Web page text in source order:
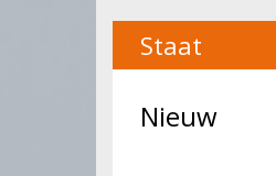
Staat
Nieuw